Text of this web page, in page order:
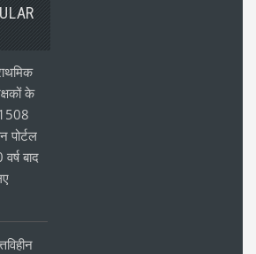
के
पोर्टल
बाद